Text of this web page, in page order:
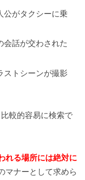
公がタクシーに乗
会話が交わされた
ストシーンが撮影
較的容易に検索で
れる場所には絶対に
マナーとして求めら